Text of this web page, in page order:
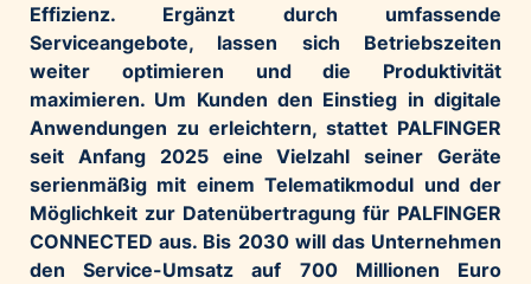
Palfinger AG
Polestar
REXEL Austria
Starbucks
Superbrands Austria
Tante Fanny
Vollpension
win2day
Effizienz. Ergänzt durch umfassende
Serviceangebote, lassen sich Betriebszeiten
weiter optimieren und die Produktivität
maximieren. Um Kunden den Einstieg in digitale
Anwendungen zu erleichtern, stattet PALFINGER
seit Anfang 2025 eine Vielzahl seiner Geräte
serienmäßig mit einem Telematikmodul und der
Möglichkeit zur Datenübertragung für PALFINGER
CONNECTED aus. Bis 2030 will das Unternehmen
den Service-Umsatz auf 700 Millionen Euro